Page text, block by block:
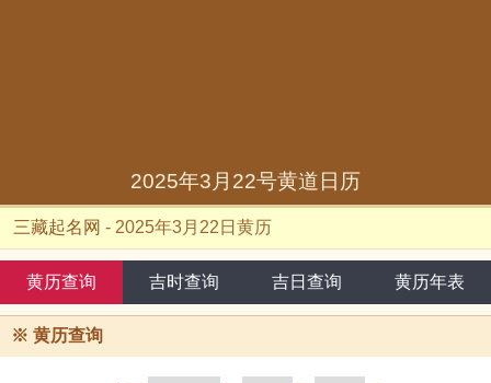
2025年3月22号黄道日历
三藏起名网 - 2025年3月22日黄历
黄历查询 吉时查询 吉日查询 黄历年表
※ 黄历查询